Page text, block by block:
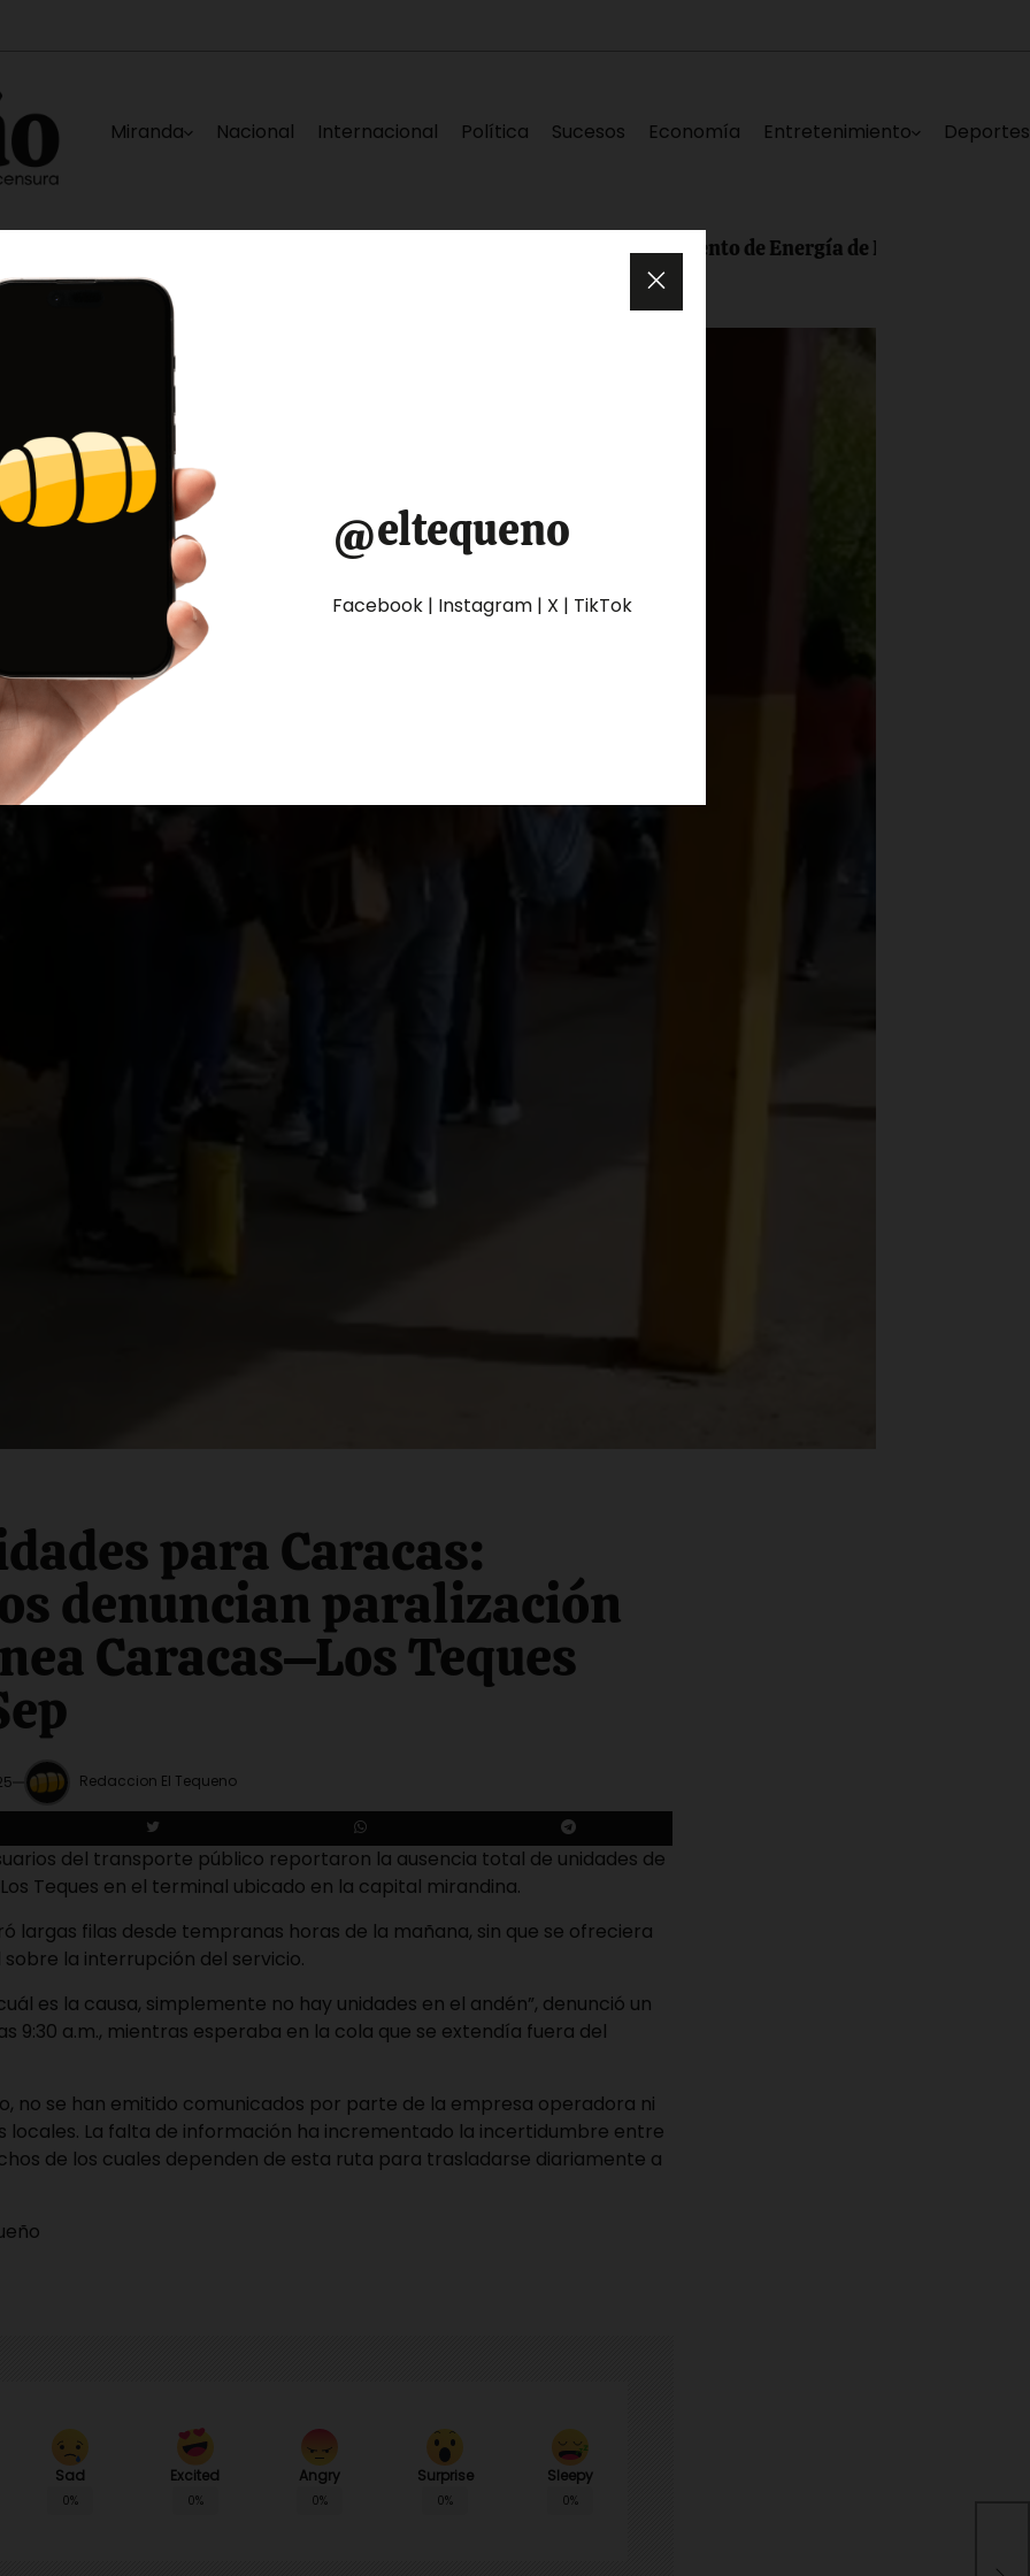
Miranda Nacional Internacional Política Sucesos Economía Entretenimiento Deportes
como una criminal” Expertos del Departamento de Energía de EE.UU evaluaron la represa
para Caracas:
denuncian paralización
Caracas–Los Teques
Redaccion El Tequeno
del transporte público reportaron la ausencia total de unidades de
Teques en el terminal ubicado en la capital mirandina.
largas filas desde tempranas horas de la mañana, sin que se ofreciera
la interrupción del servicio.
es la causa, simplemente no hay unidades en el andén”, denunció un
9:30 a.m., mientras esperaba en la cola que se extendía fuera del
no se han emitido comunicados por parte de la empresa operadora ni
locales. La falta de información ha incrementado la incertidumbre entre
de los cuales dependen de esta ruta para trasladarse diariamente a
Sad
0%
Excited
0%
Angry
0%
Surprise
0%
Sleepy
0%
@eltequeno
Facebook | Instagram | X | TikTok